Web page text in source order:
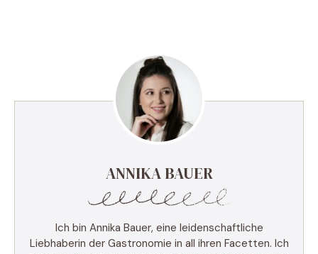
ANNIKA BAUER
Ich bin Annika Bauer, eine leidenschaftliche
Liebhaberin der Gastronomie in all ihren Facetten. Ich